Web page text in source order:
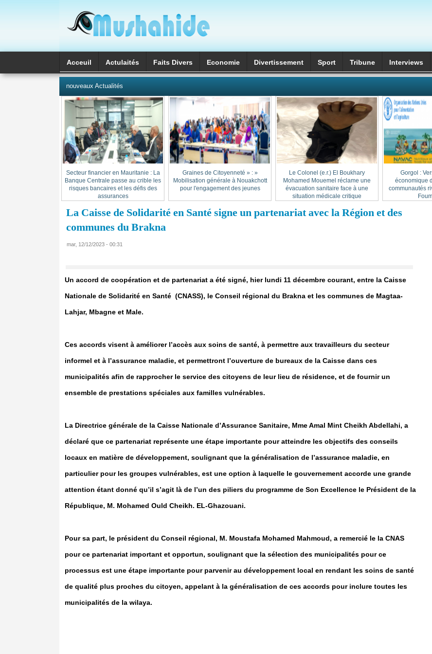
Acceuil Actulaités Faits Divers Economie Divertissement Sport Tribune Interviews
nouveaux Actualités
Gorgol :
économique
communautés
Le Colonel (e.r.) El Boukhary
Mohamed Mouemel réclame une
évacuation sanitaire face à une
situation médicale critique
« Graines de Citoyenneté » :
Mobilisation générale à Nouakchott
pour l'engagement des jeunes
Secteur financier en Mauritanie : La
Banque Centrale passe au crible les
risques bancaires et les défis des
assurances
La Caisse de Solidarité en Santé signe un partenariat avec la Région et des
communes du Brakna
mar, 12/12/2023 - 00:31
Un accord de coopération et de partenariat a été signé, hier lundi 11 décembre courant, entre la Caisse
Nationale de Solidarité en Santé (CNASS), le Conseil régional du Brakna et les communes de Magtaa-
Lahjar, Mbagne et Male.
Ces accords visent à améliorer l’accès aux soins de santé, à permettre aux travailleurs du secteur
informel et à l’assurance maladie, et permettront l’ouverture de bureaux de la Caisse dans ces
municipalités afin de rapprocher le service des citoyens de leur lieu de résidence, et de fournir un
ensemble de prestations spéciales aux familles vulnérables.
La Directrice générale de la Caisse Nationale d’Assurance Sanitaire, Mme Amal Mint Cheikh Abdellahi, a
déclaré que ce partenariat représente une étape importante pour atteindre les objectifs des conseils
locaux en matière de développement, soulignant que la généralisation de l’assurance maladie, en
particulier pour les groupes vulnérables, est une option à laquelle le gouvernement accorde une grande
attention étant donné qu’il s’agit là de l’un des piliers du programme de Son Excellence le Président de la
République, M. Mohamed Ould Cheikh. EL-Ghazouani.
Pour sa part, le président du Conseil régional, M. Moustafa Mohamed Mahmoud, a remercié le la CNAS
pour ce partenariat important et opportun, soulignant que la sélection des municipalités pour ce
processus est une étape importante pour parvenir au développement local en rendant les soins de santé
de qualité plus proches du citoyen, appelant à la généralisation de ces accords pour inclure toutes les
municipalités de la wilaya.